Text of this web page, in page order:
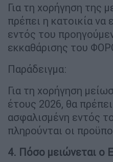
Για τη χορήγηση της
πρέπει η κατοικία να
εντός του
εκκαθάρισης του
Παράδειγμα:
Για τη χορήγηση
έτους 2026, θα πρέπει
ασφαλισμένη εντός
πληρούνται οι
4. Πόσο μειώνεται ο